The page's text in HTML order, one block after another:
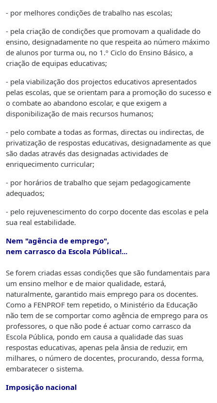
- por melhores condições de trabalho nas escolas;
- pela criação de condições que promovam a qualidade do
ensino, designadamente no que respeita ao número máximo
de alunos por turma ou, no 1.º Ciclo do Ensino Básico, a
criação de equipas educativas;
- pela viabilização dos projectos educativos apresentados
pelas escolas, que se orientam para a promoção do sucesso e
o combate ao abandono escolar, e que exigem a
disponibilização de mais recursos humanos;
- pelo combate a todas as formas, directas ou indirectas, de
privatização de respostas educativas, designadamente as que
são dadas através das designadas actividades de
enriquecimento curricular;
- por horários de trabalho que sejam pedagogicamente
adequados;
- pelo rejuvenescimento do corpo docente das escolas e pela
sua real estabilidade.
Nem "agência de emprego",
nem carrasco da Escola Pública!...
Se forem criadas essas condições que são fundamentais para
um ensino melhor e de maior qualidade, estará,
naturalmente, garantido mais emprego para os docentes.
Como a FENPROF tem repetido, o Ministério da Educação
não tem de se comportar como agência de emprego para os
professores, o que não pode é actuar como carrasco da
Escola Pública, pondo em causa a qualidade das suas
respostas educativas, apenas pela ânsia de reduzir, em
milhares, o número de docentes, procurando, dessa forma,
embaratecer o sistema.
Imposição nacional